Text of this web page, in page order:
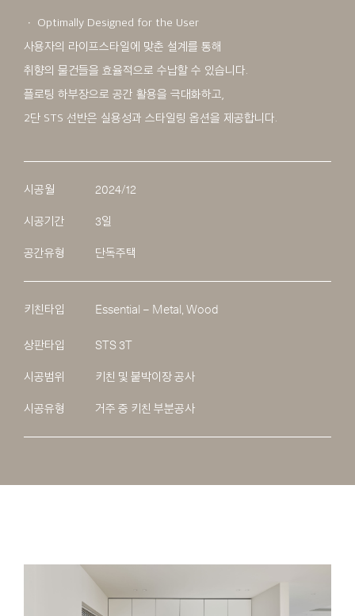
ㆍ Optimally Designed for the User
사용자의 라이프스타일에 맞춘 설계를 통해
취향의 물건들을 효율적으로 수납할 수 있습니다.
플로팅 하부장으로 공간 활용을 극대화하고,
2단 STS 선반은 실용성과 스타일링 옵션을 제공합니다.
시공월 2024/12
시공기간 3일
공간유형 단독주택
키친타입 Essential – Metal, Wood
상판타입 STS 3T
시공범위 키친 및 붙박이장 공사
시공유형 거주 중 키친 부분공사